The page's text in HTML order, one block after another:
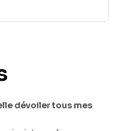
dévoiler tous mes